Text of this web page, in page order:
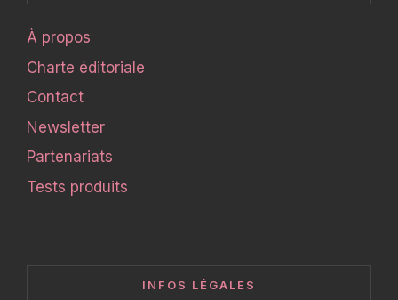
À propos
Charte éditoriale
Contact
Newsletter
Partenariats
Tests produits
INFOS LÉGALES